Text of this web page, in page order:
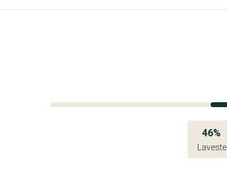
46%
Laveste